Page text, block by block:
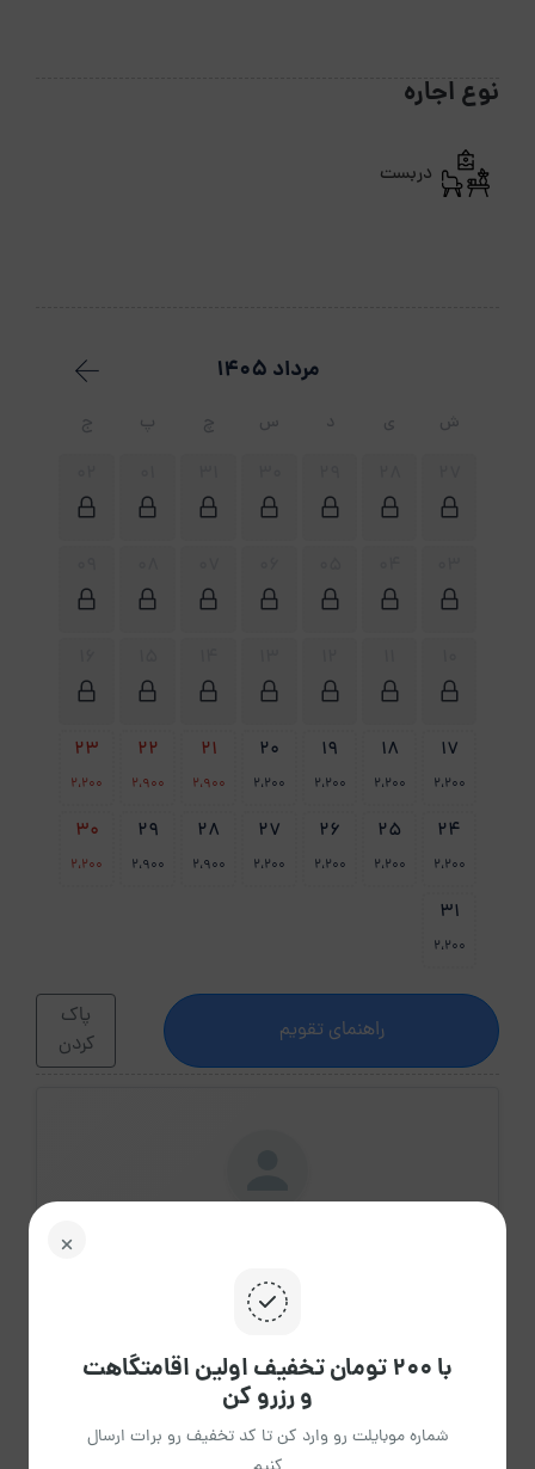
نوع اجاره
دربست
مرداد 1405
ش ی د س چ پ ج
17
2،200
18
2،200
19
2،200
20
2،200
21
2،900
22
2،900
23
2،200
24
2،200
25
2،200
26
2،200
27
2،200
28
2،900
29
2،900
30
2،200
31
2،200
راهنمای تقویم
پاک
کردن
مشاهده حساب کاربری میزبان
با ۲۰۰ تومان تخفیف اولین اقامتگاهت
و رزرو کن
شماره موبایلت رو وارد کن تا کد تخفیف رو برات ارسال